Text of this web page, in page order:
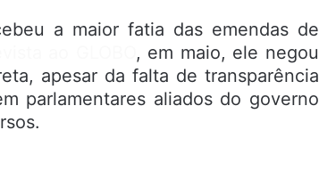
a maior fatia das emendas de
, em maio, ele negou
apesar da falta de transparência
parlamentares aliados do governo